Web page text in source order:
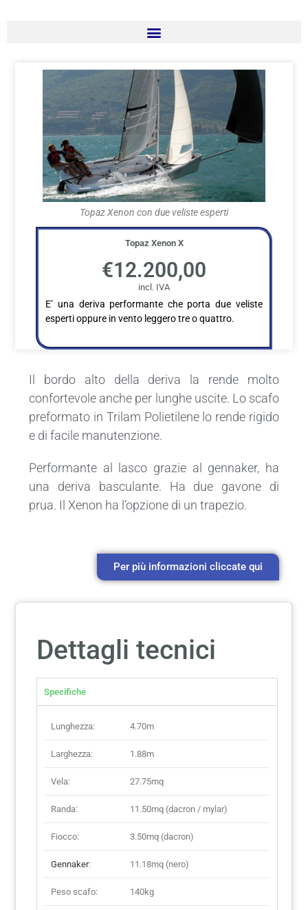
Topaz Xenon con due veliste esperti
Topaz Xenon X
€12.200,00
E’ una deriva performante che porta due veliste
esperti oppure in vento leggero tre o quattro.
Il bordo alto della deriva la rende molto
confortevole anche per lunghe uscite. Lo scafo
preformato in Trilam Polietilene lo rende rigido
e di facile manutenzione.
Performante al lasco grazie al gennaker, ha
una deriva basculante. Ha due gavone di
prua. Il Xenon ha l’opzione di un trapezio.
Per più informazioni cliccate qui
Dettagli tecnici
Specifiche
Lunghezza: 4.70m
Larghezza: 1.88m
Vela: 27.75mq
Randa: 11.50mq (dacron / mylar)
Fiocco: 3.50mq (dacron)
Gennaker: 11.18mq (nero)
Peso scafo: 140kg